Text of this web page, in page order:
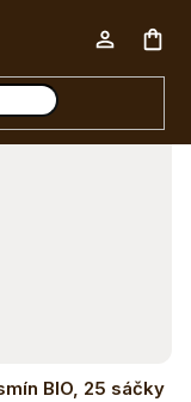
zdarma 📦
BIO, 25 sáčky